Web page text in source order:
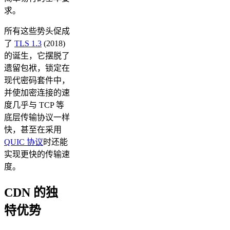
求。
所有这些势头促成
了 TLS 1.3 (2018)
的诞生，它摆脱了
遗留包袱，锁定在
现代密码套件中，
并使加密连接的速
度几乎与 TCP 等
底层传输协议一样
快，甚至在采用
QUIC 协议时还能
实现更快的传输速
度。
CDN 的独
特优势